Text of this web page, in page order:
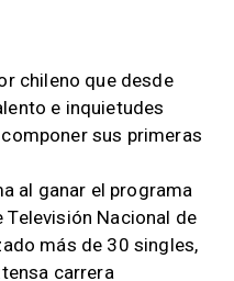
chileno que desde
e inquietudes
sus primeras
al ganar el programa
Televisión Nacional de
más de 30 singles,
carrera